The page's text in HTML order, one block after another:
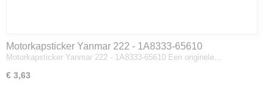
Motorkapsticker Yanmar 222 - 1A8333-65610
Motorkapsticker Yanmar 222 - 1A8333-65610 Een originele…
€ 3,63